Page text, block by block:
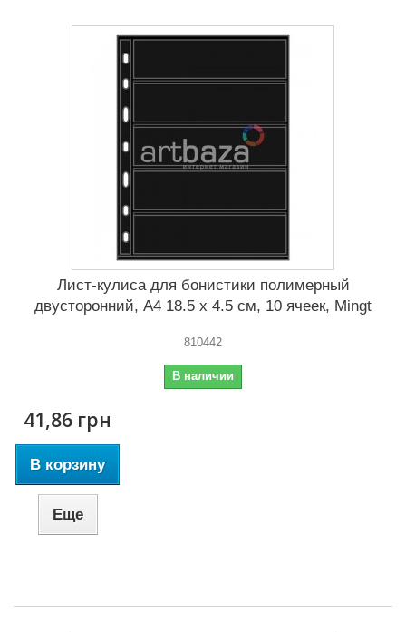
Лист-кулиса для бонистики полимерный
двусторонний, А4 18.5 x 4.5 cм, 10 ячеек, Mingt
810442
В наличии
41,86 грн
В корзину
Еще